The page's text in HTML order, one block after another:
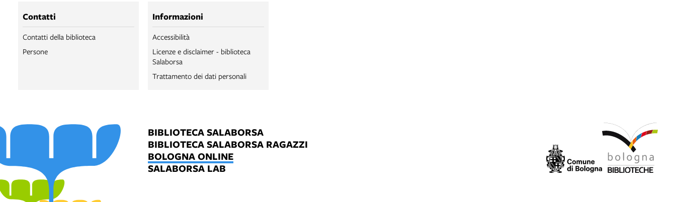
Contatti
Contatti della biblioteca
Persone
Informazioni
Accessibilità
Licenze e disclaimer - biblioteca
Salaborsa
Trattamento dei dati personali
BIBLIOTECA SALABORSA
BIBLIOTECA SALABORSA RAGAZZI
BOLOGNA ONLINE
SALABORSA LAB